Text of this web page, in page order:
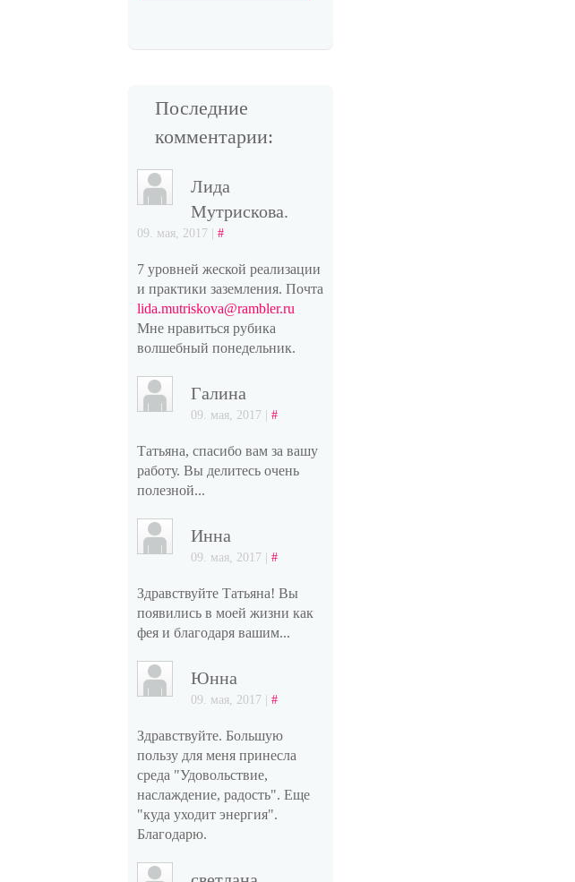
Последние
комментарии:
Лида
Мутрискова.
09. мая, 2017 |#
7 уровней жеской реализации
и практики заземления. Почта
lida.mutriskova@rambler.ru
Мне нравиться рубика
волшебный понедельник.
Галина
09. мая, 2017 |#
Татьяна, спасибо вам за вашу
работу. Вы делитесь очень
полезной...
Инна
09. мая, 2017 |#
Здравствуйте Татьяна! Вы
появились в моей жизни как
фея и благодаря вашим...
Юнна
09. мая, 2017 |#
Здравствуйте. Большую
пользу для меня принесла
среда "Удовольствие,
наслаждение, радость". Еще
"куда уходит энергия".
Благодарю.